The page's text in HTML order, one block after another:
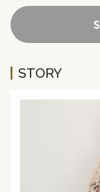
STORY